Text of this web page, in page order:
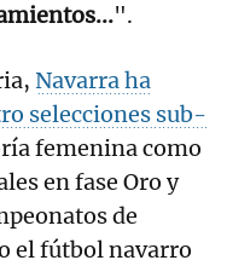
".
Navarra ha
selecciones sub-
femenina como
en fase Oro y
de
el fútbol navarro